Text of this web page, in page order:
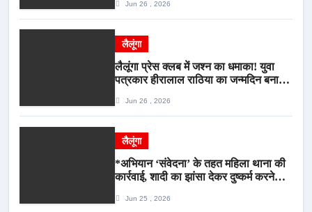
आरोपी गिरफ्तार*
Jun 26 , 2026
लैलूंगा
लैलूंगा प्रेस क्लब में जश्न का धमाका! युवा
पत्रकार हीरालाल राठिया का जन्मदिन बना
स्वरJun 26 , 2026
लैलूंगा
*अभियान ‘संवेदना’ के तहत महिला थाना की
कार्रवाई, शादी का झांसा देकर दुष्कर्म करने
Jun 25 , 2026